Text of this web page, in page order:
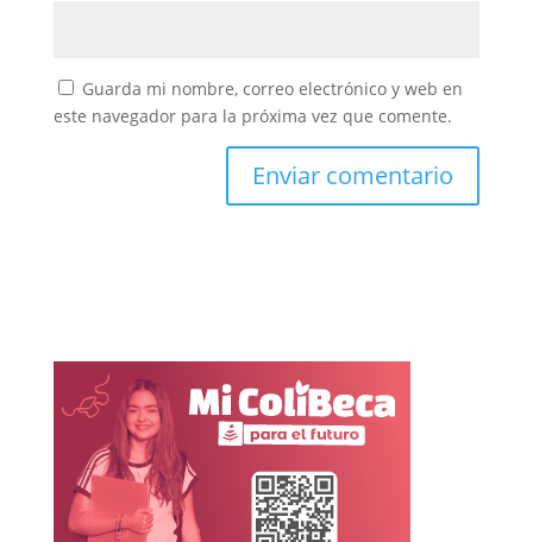
Guarda mi nombre, correo electrónico y web en
este navegador para la próxima vez que comente.